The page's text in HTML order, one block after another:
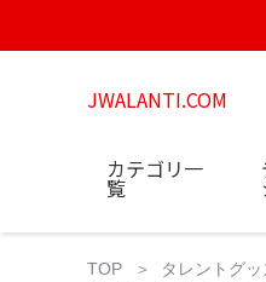
JWALANTI.COM
カテゴリ一
覧
TOP タレントグッ